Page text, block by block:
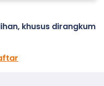
khusus dirangkum